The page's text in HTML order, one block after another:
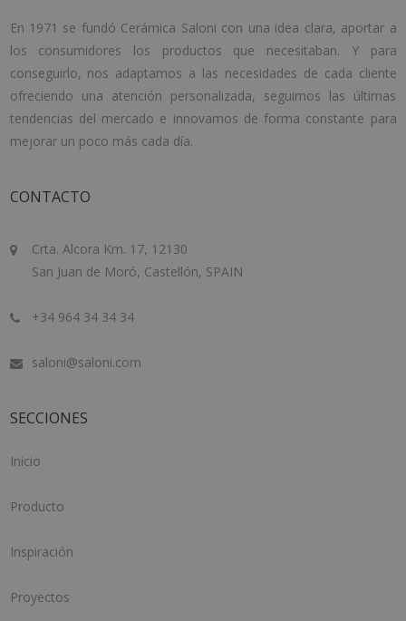
En 1971 se fundó Cerámica Saloni con una idea clara, aportar a
los consumidores los productos que necesitaban. Y para
conseguirlo, nos adaptamos a las necesidades de cada cliente
ofreciendo una atención personalizada, seguimos las últimas
tendencias del mercado e innovamos de forma constante para
mejorar un poco más cada día.
CONTACTO
Crta. Alcora Km. 17, 12130
San Juan de Moró, Castellón, SPAIN
+34 964 34 34 34
saloni@saloni.com
SECCIONES
Inicio
Producto
Inspiración
Proyectos